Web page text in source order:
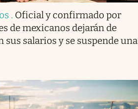
. Oficial y confirmado por
de mexicanos dejarán de
sus salarios y se suspende una